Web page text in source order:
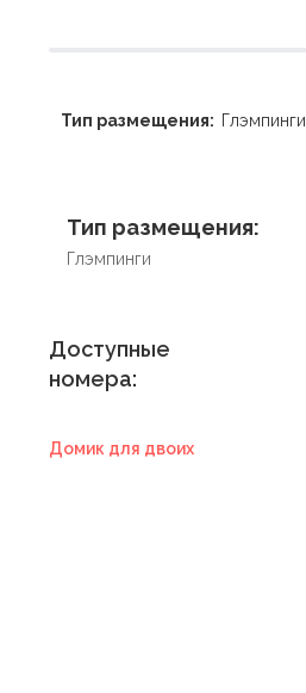
Тип размещения: Глэмпинги
Тип размещения:
Глэмпинги
Доступные
номера:
Домик для двоих